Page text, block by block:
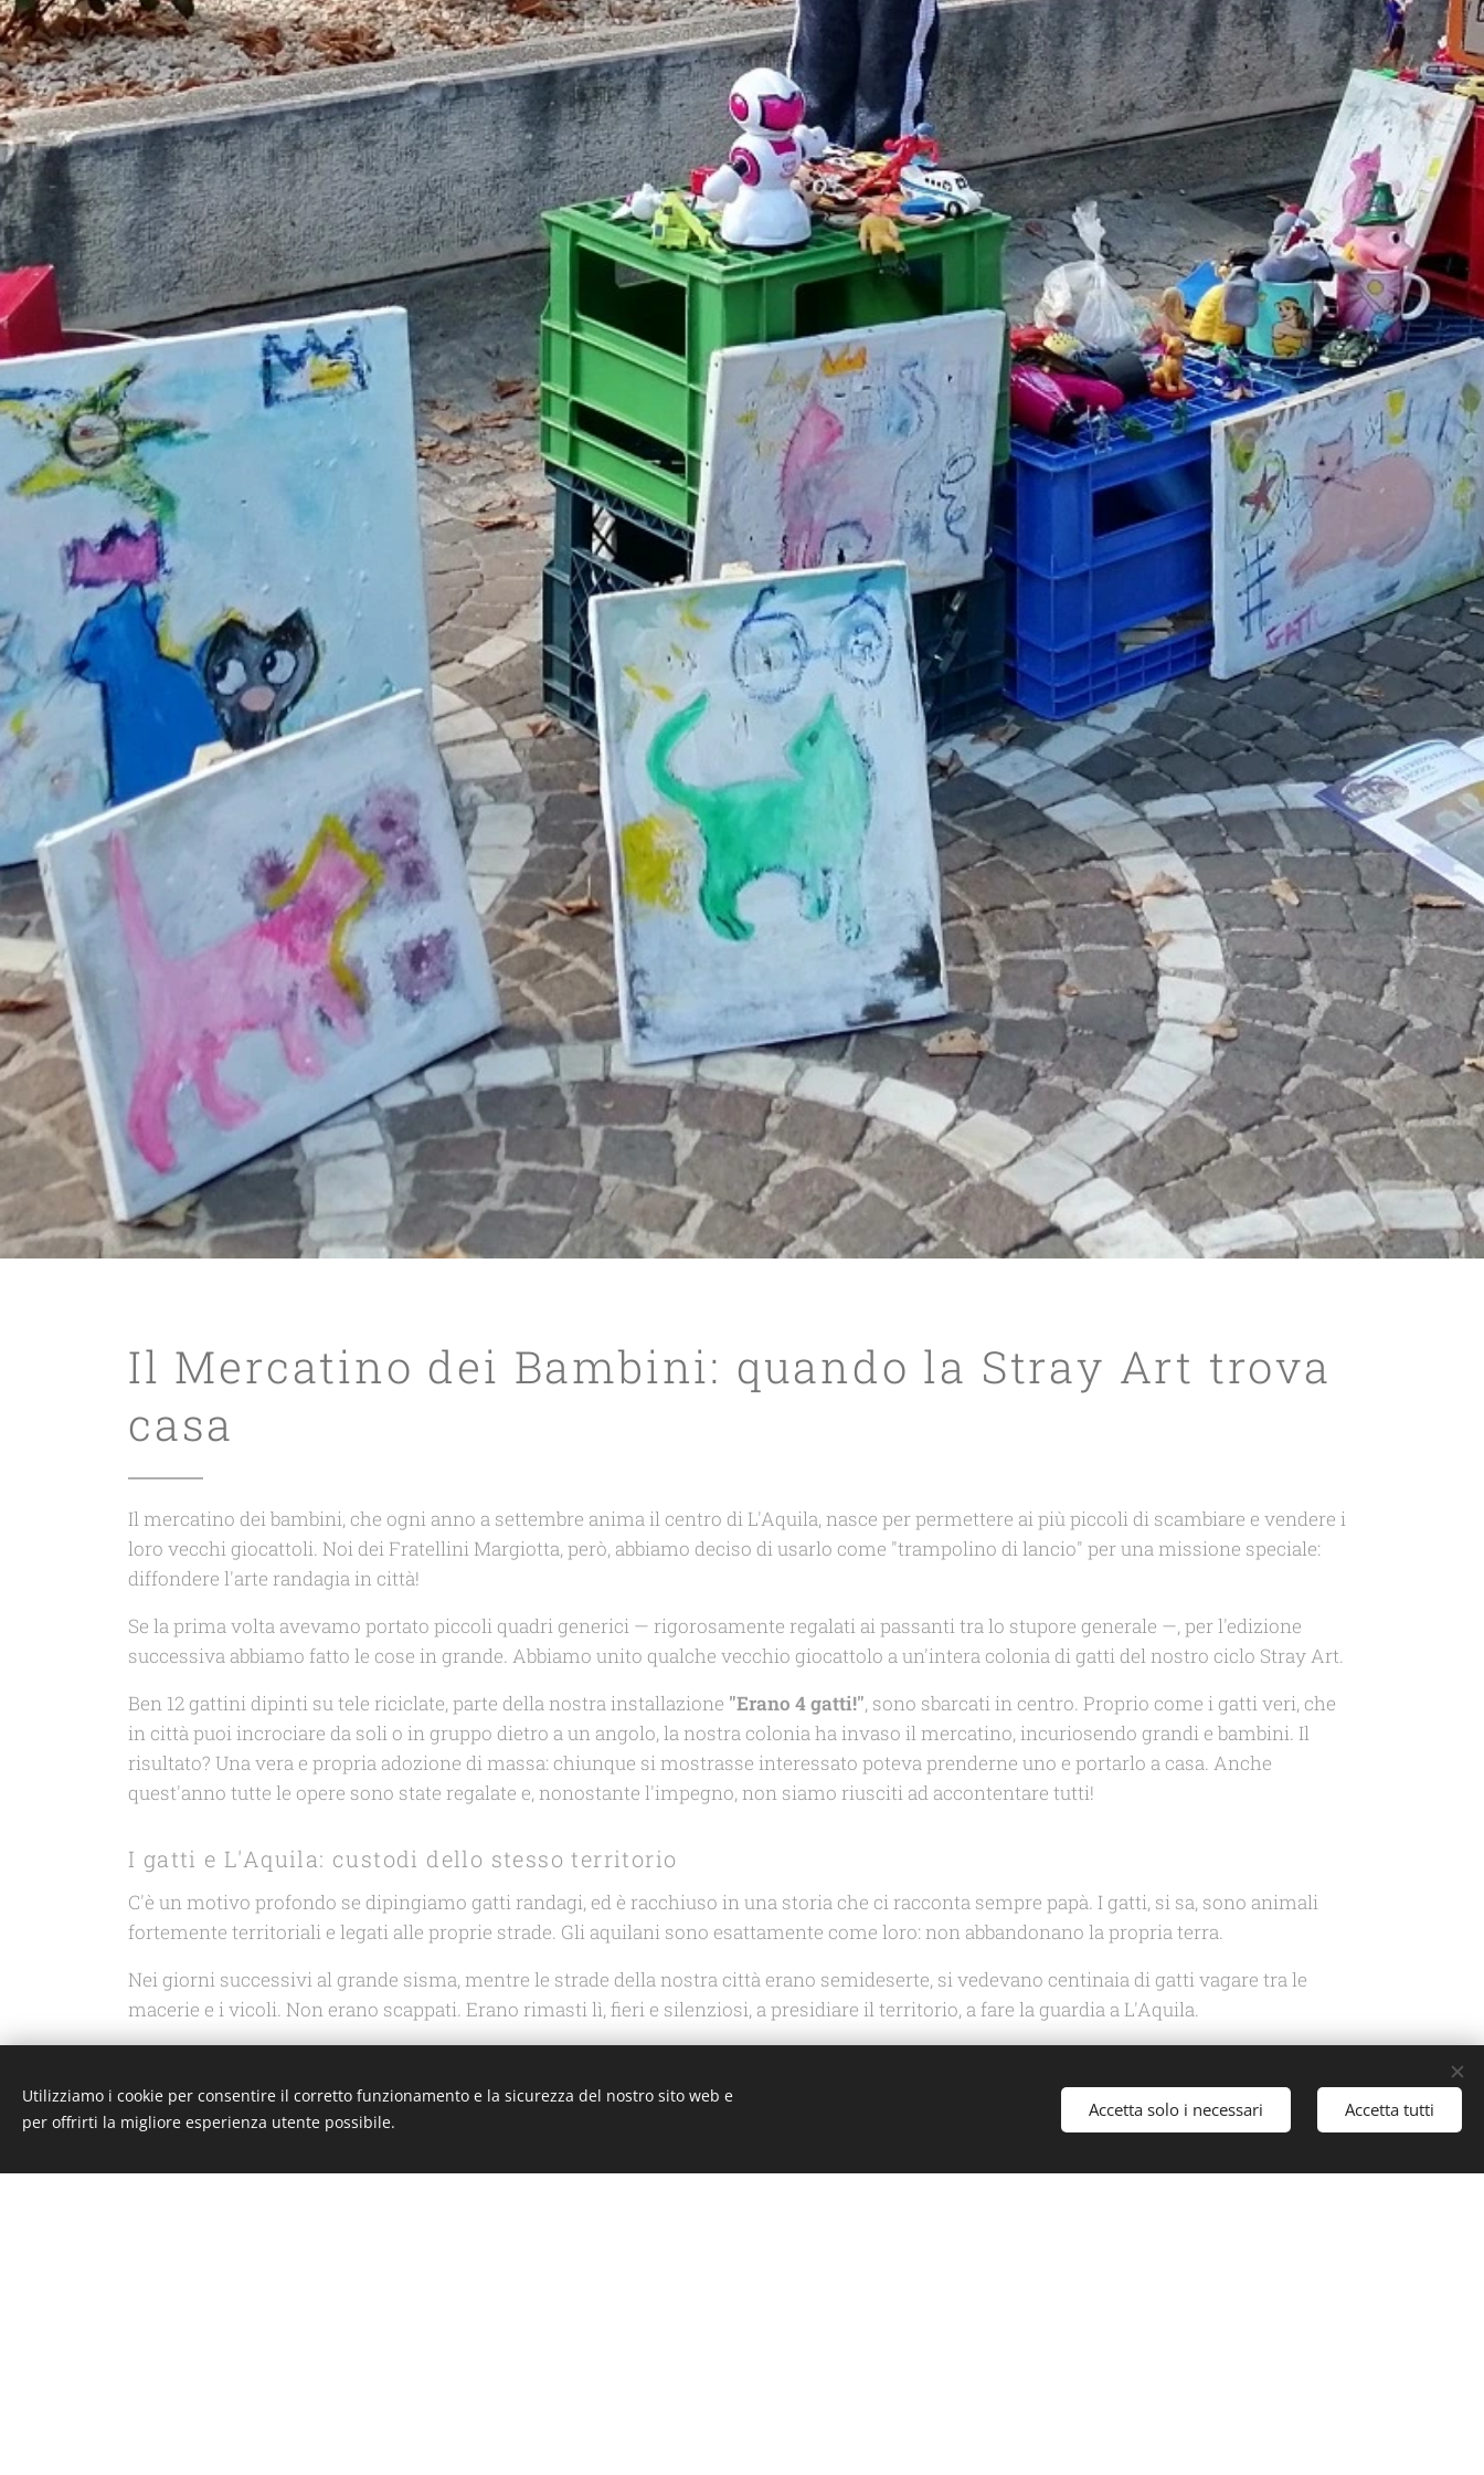
Il Mercatino dei Bambini: quando la Stray Art trova
casa
Il mercatino dei bambini, che ogni anno a settembre anima il centro di L'Aquila, nasce per permettere ai più piccoli di scambiare e vendere i
loro vecchi giocattoli. Noi dei Fratellini Margiotta, però, abbiamo deciso di usarlo come "trampolino di lancio" per una missione speciale:
diffondere l'arte randagia in città!
Se la prima volta avevamo portato piccoli quadri generici — rigorosamente regalati ai passanti tra lo stupore generale —, per l'edizione
successiva abbiamo fatto le cose in grande. Abbiamo unito qualche vecchio giocattolo a un'intera colonia di gatti del nostro ciclo Stray Art.
Ben 12 gattini dipinti su tele riciclate, parte della nostra installazione "Erano 4 gatti!", sono sbarcati in centro. Proprio come i gatti veri, che
in città puoi incrociare da soli o in gruppo dietro a un angolo, la nostra colonia ha invaso il mercatino, incuriosendo grandi e bambini. Il
risultato? Una vera e propria adozione di massa: chiunque si mostrasse interessato poteva prenderne uno e portarlo a casa. Anche
quest'anno tutte le opere sono state regalate e, nonostante l'impegno, non siamo riusciti ad accontentare tutti!
I gatti e L'Aquila: custodi dello stesso territorio
C'è un motivo profondo se dipingiamo gatti randagi, ed è racchiuso in una storia che ci racconta sempre papà. I gatti, si sa, sono animali
fortemente territoriali e legati alle proprie strade. Gli aquilani sono esattamente come loro: non abbandonano la propria terra.
Nei giorni successivi al grande sisma, mentre le strade della nostra città erano semideserte, si vedevano centinaia di gatti vagare tra le
macerie e i vicoli. Non erano scappati. Erano rimasti lì, fieri e silenziosi, a presidiare il territorio, a fare la guardia a L'Aquila.
una nuova casa, ma il loro cuore resta felicemente piantato qui.
Utilizziamo i cookie per consentire il corretto funzionamento e la sicurezza del nostro sito web e
per offrirti la migliore esperienza utente possibile.
Accetta solo i necessari Accetta tutti